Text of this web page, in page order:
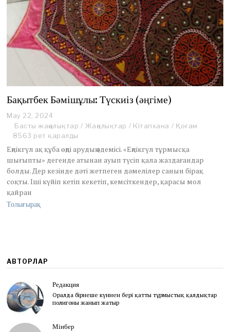
Бақытбек Бәмішұлы: Түскиіз (әңгіме)
May 22, 2024
a
y
2
,
2
0
Басты жаңалықтар / Жаңалықтар / Кітапхана / Қоғам
8563 рет қаралды
Еңлікгүл ақ құба өңді арудың әдемісі. «Еңлікгүл тұрмысқа
шығыпты» дегенде атынан ауып түсіп қала жаздағандар
болды. Дер кезінде дәті жетпеген дәмелілер санын бірақ
соқты. Іші күйіп кетіп кекетіп, кемсіткендер, қарасы мол
қайран
Толығырақ
АВТОРЛАР
Редакция
Оралда бірнеше күннен бері қатты тұрмыстық қалдықтар
полигоны жанып жатыр
Мінбер